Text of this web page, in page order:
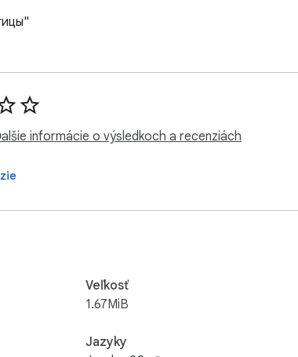
informácie o výsledkoch a recenziách
Veľkosť
1.67MiB
Jazyky